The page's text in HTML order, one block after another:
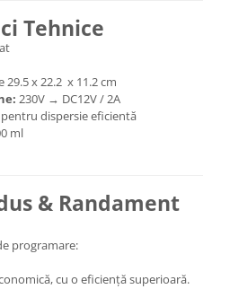
Tehnice
29.5 x 22.2 x 11.2 cm
230V → DC12V / 2A
pentru dispersie eficientă
ml
& Randament
programare:
cu o eficiență superioară.